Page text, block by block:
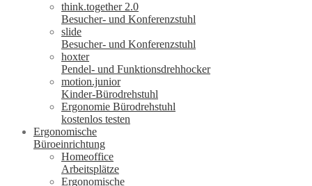
think.together 2.0
Besucher- und Konferenzstuhl
slide
Besucher- und Konferenzstuhl
hoxter
Pendel- und Funktionsdrehhocker
motion.junior
Kinder-Bürodrehstuhl
Ergonomie Bürodrehstuhl
kostenlos testen
Ergonomische
Büroeinrichtung
Homeoffice
Arbeitsplätze
Ergonomische